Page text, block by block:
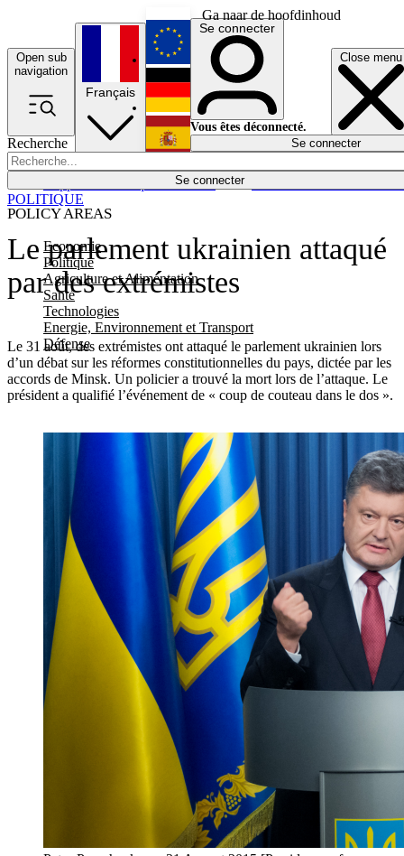
Ga naar de hoofdinhoud
Open sub
navigation
Close menu
Recherche
Se connecter
POLICY AREAS
Economie
Politique
Agriculture et Alimentation
Santé
Technologies
Energie, Environnement et Transport
Défense
Économie
Français
English
Deutsch
Español
Se connecter
Vous êtes déconnecté.
Se connecter
Le parlement ukrainien attaqué
par des extrémistes
Le 31 août, des extrémistes ont attaqué le parlement ukrainien lors
d’un débat sur les réformes constitutionnelles du pays, dictée par les
accords de Minsk. Un policier a trouvé la mort lors de l’attaque. Le
président a qualifié l’événement de « coup de couteau dans le dos ».
POLITIQUE